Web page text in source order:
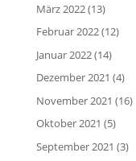
März 2022(13)
Februar 2022(12)
Januar 2022(14)
Dezember 2021 (4)
November 2021 (16)
Oktober 2021 (5)
September 2021 (3)